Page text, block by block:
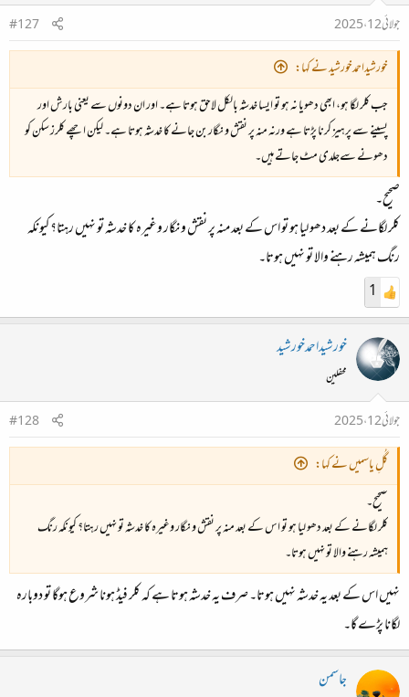
جولائی 12، 2025
#127
خورشیداحمدخورشید نے کہا:
جب کلر لگا ہو، ابھی دھویا نہ ہو تو ایسا خدشہ بالکل لاحق ہوتا ہے۔ اور ان دونوں سے یعنی بارش اور
پسینے سے پرہیز کرنا پڑتا ہے ورنہ منہ پر نقش و نگار بن جانے کا خدشہ ہوتا ہے۔ لیکن اچھے کلرز سکن کو
دھونے سےجلدی مٹ جاتے ہیں۔
صحیح۔
کلر لگانے کے بعد دھو لیا ہو تو اس کے بعد منہ پر نقش و نگار وغیرہ کا خدشہ تو نہیں رہتا؟ کیونکہ
رنگ ہمیشہ رہنے والا تو نہیں ہوتا۔
1
خورشیداحمدخورشید
محفلین
جولائی 12، 2025
#128
گُلِ یاسمیں نے کہا:
صحیح۔
کلر لگانے کے بعد دھو لیا ہو تو اس کے بعد منہ پر نقش و نگار وغیرہ کا خدشہ تو نہیں رہتا؟ کیونکہ رنگ
ہمیشہ رہنے والا تو نہیں ہوتا۔
نہیں اس کے بعد یہ خدشہ نہیں ہوتا۔ صرف یہ خدشہ ہوتا ہے کہ کلر فیڈ ہونا شروع ہوگا تو دوبارہ
لگانا پڑے گا۔
جاسمن